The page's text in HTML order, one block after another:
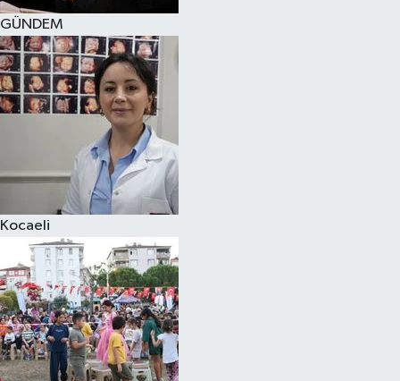
GÜNDEM
Kocaeli
Haber Arşivi